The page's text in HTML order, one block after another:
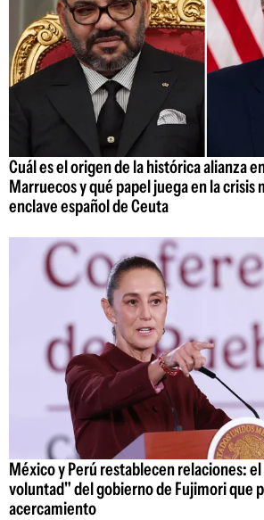
Cuál es el origen de la histórica alianza
Marruecos y qué papel juega en la crisis
enclave español de Ceuta
México y Perú restablecen relaciones:
voluntad" del gobierno de Fujimori que
acercamiento